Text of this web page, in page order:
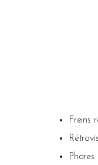
Freins
Phares